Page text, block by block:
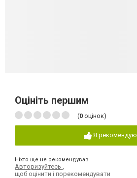
Оцініть першим
(0 оцінок)
Я рекомендую
Ніхто ще не рекомендував
Авторизуйтесь
щоб оцінити і порекомендувати